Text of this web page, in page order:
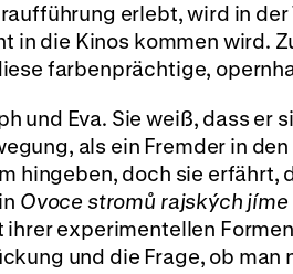
erlebt, wird in
in die Kinos kommen wird.
farbenprächtige,
und Eva. Sie weiß, dass er
als ein Fremder in
hingeben, doch sie erfährt,
Ovoce stromů rajských jíme
experimentellen
und die Frage, ob man